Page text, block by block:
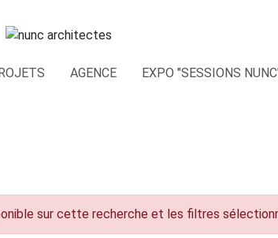
AGENCE EXPO "SESSIONS
sur cette recherche et les filtres